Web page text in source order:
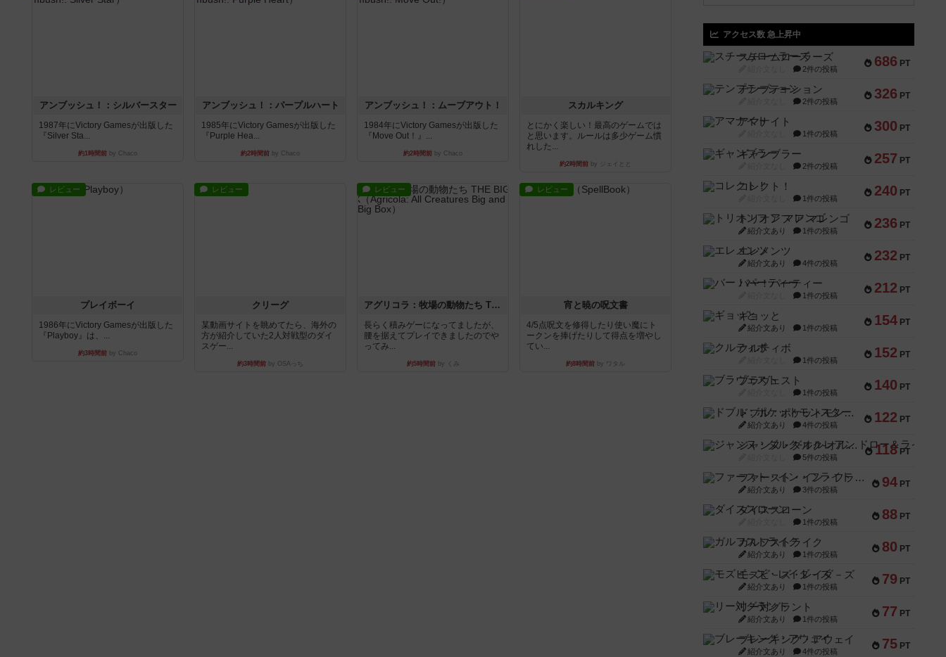
アンブッシュ！：シルバースター
1987年にVictory Gamesが出版した
『Silver Sta...
約1時間前 by Chaco
アンブッシュ！：パープルハート
1985年にVictory Gamesが出版した
『Purple Hea...
約2時間前 by Chaco
アンブッシュ！：ムーブアウト！
1984年にVictory Gamesが出版した
『Move Out！』...
約2時間前 by Chaco
スカルキング
とにかく楽しい！最高のゲームでは
と思います。ルールは多少ゲーム慣
れした...
約2時間前 by ジェイとと
レビュー
プレイボーイ
1986年にVictory Gamesが出版した
『Playboy』は、...
約3時間前 by Chaco
レビュー
クリーグ
某動画サイトを眺めてたら、海外の
方が紹介していた2人対戦型のダイ
スゲー...
約3時間前 by OSAっち
レビュー
アグリコラ：牧場の動物たち THE BIG BOX
長らく積みゲーになってましたが、
腰を据えてプレイできましたのでや
ってみ...
約5時間前by くみ
レビュー
宵と暁の呪文書
4/5点呪文を修得したり使い魔にト
ークンを捧げたりして得点を増やし
てい...
約8時間前 by ワタル
アクセス数 急上昇中
686 PT
スチームローラーズ
2件の投稿
326 PT
テンプテーション
2件の投稿
300 PT
アマナイト
1件の投稿
257 PT
ギャンブラー
2件の投稿
240 PT
コレクト！
1件の投稿
236 PT
トリオンフ ア マレンゴ
紹介文あり 1件の投稿
232 PT
エレメンツ
紹介文あり 4件の投稿
212 PT
バー！パーティー
1件の投稿
154 PT
ギョッと
紹介文あり 1件の投稿
152 PT
クルティボ
1件の投稿
140 PT
ブラヴェスト
1件の投稿
122 PT
ドブル：ポケットモンスター
紹介文あり 4件の投稿
118 PT
ジャンヌ・ダルク-オルレアン ドロー＆ライト
5件の投稿
94 PT
ファースト・イン・フライト
紹介文あり 3件の投稿
88 PT
ダイススローン
1件の投稿
80 PT
ガルフストライク
紹介文あり 1件の投稿
79 PT
モズビ－ズ・レイダ－ズ
紹介文あり 1件の投稿
77 PT
リー対グラント
紹介文あり 1件の投稿
75 PT
ブレーキング・アウェイ
紹介文あり 4件の投稿